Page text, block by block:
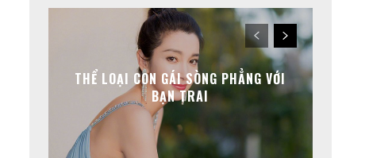
THỂ LOẠI CON GÁI SÒNG PHẲNG VỚI
BẠN TRAI